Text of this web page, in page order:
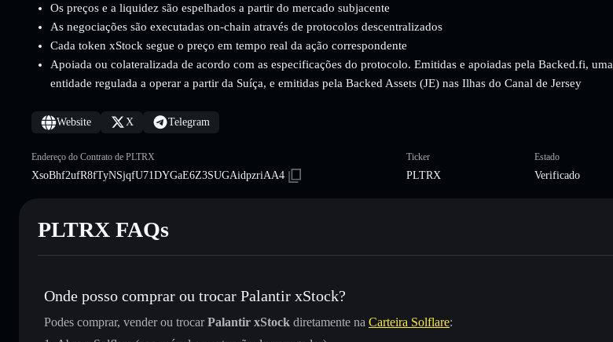
Os preços e a liquidez são espelhados a partir do mercado subjacente
As negociações são executadas on-chain através de protocolos descentralizados
Cada token xStock segue o preço em tempo real da ação correspondente
Apoiada ou colateralizada de acordo com as especificações do protocolo. Emitidas e apoiadas pela Backed.fi, uma
entidade regulada a operar a partir da Suíça, e emitidas pela Backed Assets (JE) nas Ilhas do Canal de Jersey
Website X Telegram
Endereço do Contrato de PLTRX
XsoBhf2ufR8fTyNSjqfU71DYGaE6Z3SUGAidpzriAA4
Ticker
PLTRX
Estado
Verificado
PLTRX FAQs
Onde posso comprar ou trocar Palantir xStock?
Podes comprar, vender ou trocarPalantir xStock diretamente na Carteira Solflare: